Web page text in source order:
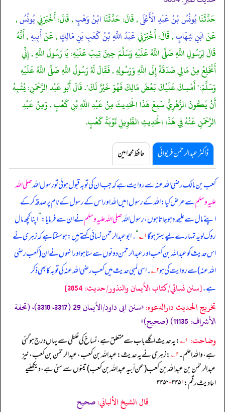
حَدَّثَنَايُونُسُ بْنُ عَبْدِ الْأَعْلَى, قَالَ: حَدَّثَنَاابْنُ وَهْبٍ, قَالَ: أَخْبَرَنِييُونُسُ,
عَنْابْنِ شِهَابٍ, قَالَ: أَخْبَرَنِيعَبْدُ اللَّهِ بْنُ كَعْبِ بْنِ مَالِكٍ, عَنْأَبِيهِ, أَنَّهُ
قَالَ لِرَسُولِ اللَّهِ صَلَّى اللَّهُ عَلَيْهِ وَسَلَّمَ حِينَ تِيبَ عَلَيْهِ: يَا رَسُولَ اللَّهِ , إِنِّي
أَنْخَلِعُ مِنْ مَالِي صَدَقَةً إِلَى اللَّهِ وَرَسُولِهِ , فَقَالَ لَهُ رَسُولُ اللَّهِ صَلَّى اللَّهُ عَلَيْهِ
وَسَلَّمَ:" أَمْسِكْ عَلَيْكَ بَعْضَ مَالِكَ فَهُوَ خَيْرٌ لَكَ". قَالَ أَبُو عَبْد الرَّحْمَنِ: يُشْبِهُ
أَنْ يَكُونَ الزُّهْرِيُّ سَمِعَ هَذَا الْحَدِيثَ مِنْ عَبْدِ اللَّهِ بْنِ كَعْبٍ , وَمِنْ عَبْدِ
الرَّحْمَنِ عَنْهُ فِي هَذَا الْحَدِيثِ الطَّوِيلِ تَوْبَةُ كَعْبٍ.
ڈاکٹر عبدالرحمٰن فریوائی حافظ محمد امین
کعب بن مالک رضی اللہ عنہ سے روایت ہے کہجب ان کی توبہ قبول ہوئی تو رسول اللہصلی اللہ
علیہ وسلمسے عرض کیا: اللہ کے رسول! میں اللہ اور اس کے رسول کے نام پر صدقہ کر کے
اپنے مال سے علیحدہ ہو جاتا ہوں، رسول اللہصلی اللہ علیہ وسلمنے ان سے فرمایا:”اپنا کچھ مال
روک لو یہ تمہارے لیے بہتر ہو گا۱؎ “۔ ابوعبدالرحمٰن نسائی کہتے ہیں: ہو سکتا ہے کہ زہری نے
اس حدیث کو عبداللہ بن کعب اور عبدالرحمٰن دونوں سے سنا ہو اور انہوں نے ان (کعب رضی
اللہ عنہ) سے روایت کی ہو۲؎ ۔ اسی لمبی حدیث میں کعب رضی اللہ عنہ کی توبہ کا بھی ذکر
ہے۔[سنن نسائي/كتاب الأيمان والنذور/حدیث: 3854]
تخریج الحدیث دارالدعوہ:
«سنن ابی داود/الأیمان 29 (3317، 3318)، (تحفة
الأشراف: 11135) (صحیح)»
وضاحت: ۱؎ : یہ حدیث اگلے باب سے متعلق ہے، نساخ کی غلطی سے یہاں درج ہو گئی
ہے، واللہ اعلم۔۲؎ : زہری نے یہ حدیث: عبداللہ بن کعب، عبدالرحمٰن بن کعب، نیز
عبدالرحمٰن بن عبداللہ بن کعب (عن أبیہ عبداللہ بن کعب) تینوں سے سنی ہے، دیکھئیے
احادیث رقم: ۳۴۵۱- ۳۴۵۶
قال الشيخ الألباني:صحيح